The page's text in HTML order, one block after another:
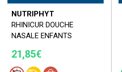
NUTRIPHYT
RHINICUR DOUCHE
NASALE ENFANTS
21,85€